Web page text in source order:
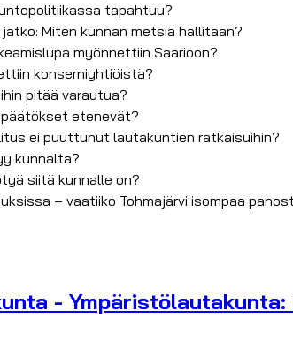
tapahtuu?
Miten kunnan metsiä hallitaan?
myönnettiin Saarioon?
konserniyhtiöistä?
pitää varautua?
etenevät?
ei puuttunut lautakuntien ratkaisuihin?
kunnalta?
siitä kunnalle on?
– vaatiiko Tohmajärvi isompaa
-